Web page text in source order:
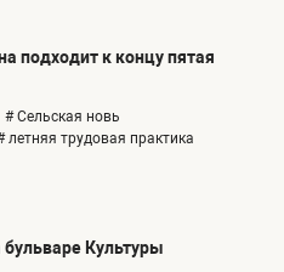
подходит к концу пятая
# Сельская новь
летняя трудовая практика
Культуры